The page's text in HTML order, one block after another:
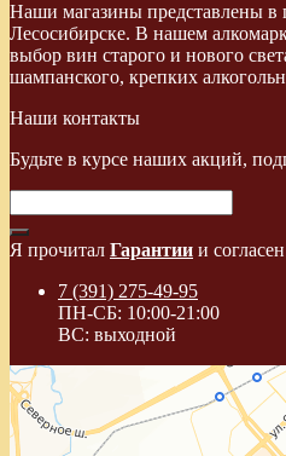
Наши магазины представлены в
Лесосибирске. В нашем
выбор вин старого и нового
шампанского, крепких
Наши контакты
Будьте в курсе наших акций,
Я прочитал Гарантии и
7 (391) 275-49-95
ПН-СБ: 10:00-21:00
ВС: выходной